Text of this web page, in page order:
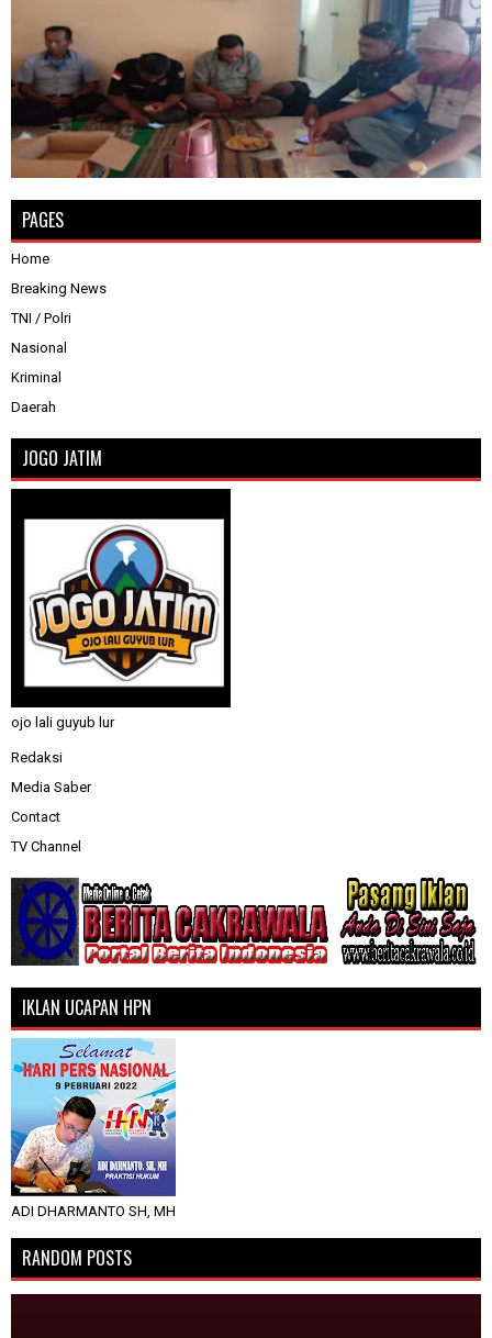
PAGES
Home
Breaking News
TNI / Polri
Nasional
Kriminal
Daerah
JOGO JATIM
ojo lali guyub lur
Redaksi
Media Saber
Contact
TV Channel
IKLAN UCAPAN HPN
ADI DHARMANTO SH, MH
RANDOM POSTS